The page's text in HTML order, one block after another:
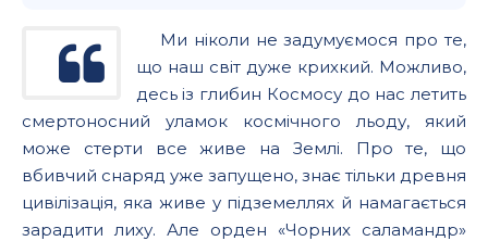
Ми ніколи не задумуємося про те,
що наш світ дуже крихкий. Можливо,
десь із глибин Космосу до нас летить
смертоносний уламок космічного льоду, який
може стерти все живе на Землі. Про те, що
вбивчий снаряд уже запущено, знає тільки древня
цивілізація, яка живе у підземеллях й намагається
зарадити лиху. Але орден «Чорних саламандр»